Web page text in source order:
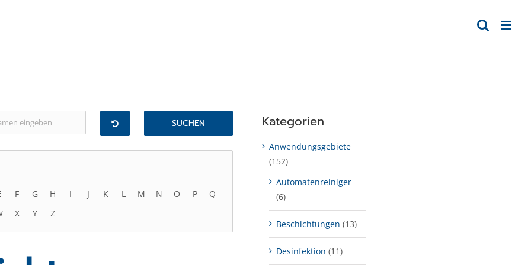
F G H I J K L M N O P
Q
X Y Z
Kategorien
Anwendungsgebiete
(152)
Automatenreiniger
(6)
Beschichtungen (13)
Desinfektion (11)